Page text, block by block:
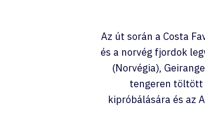
Az út során a Costa
és a norvég fjordok
(Norvégia),
tengeren töltött
kipróbálására és az